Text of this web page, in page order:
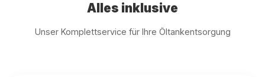
Alles inklusive
Unser Komplettservice für Ihre Öltankentsorgung